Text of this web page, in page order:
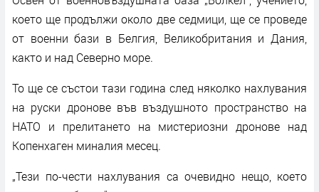
което ще продължи около две седмици, ще се проведе
от военни бази в Белгия, Великобритания и Дания,
както и над Северно море.
То ще се състои тази година след няколко нахлувания
на руски дронове във въздушното пространство на
НАТО и прелитането на мистериозни дронове над
Копенхаген миналия месец.
„Тези по-чести нахлувания са очевидно нещо, което